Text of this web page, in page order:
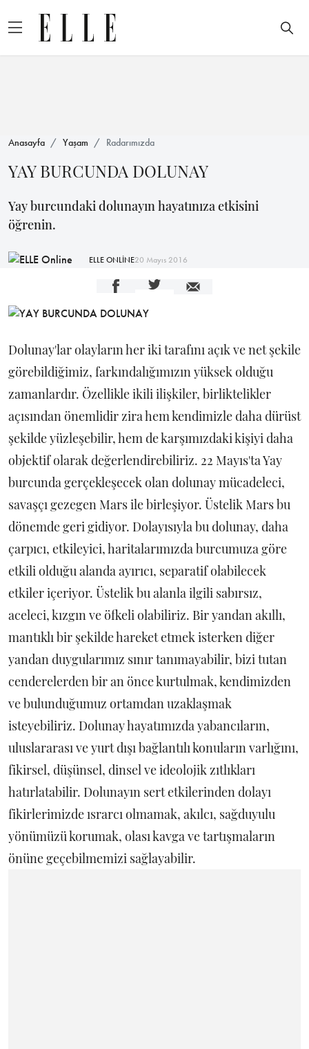
Anasayfa Yaşam Radarımızda
YAY BURCUNDA DOLUNAY
Yay burcundaki dolunayın hayatınıza etkisini
öğrenin.
ELLE ONLİNE20 Mayıs 2016
Dolunay'lar olayların her iki tarafını açık ve net şekile
görebildiğimiz, farkındalığımızın yüksek olduğu
zamanlardır. Özellikle ikili ilişkiler, birliktelikler
açısından önemlidir zira hem kendimizle daha dürüst
şekilde yüzleşebilir, hem de karşımızdaki kişiyi daha
objektif olarak değerlendirebiliriz. 22 Mayıs'ta Yay
burcunda gerçekleşecek olan dolunay mücadeleci,
savaşçı gezegen Mars ile birleşiyor. Üstelik Mars bu
dönemde geri gidiyor. Dolayısıyla bu dolunay, daha
çarpıcı, etkileyici, haritalarımızda burcumuza göre
etkili olduğu alanda ayırıcı, separatif olabilecek
etkiler içeriyor. Üstelik bu alanla ilgili sabırsız,
aceleci, kızgın ve öfkeli olabiliriz. Bir yandan akıllı,
mantıklı bir şekilde hareket etmek isterken diğer
yandan duygularımız sınır tanımayabilir, bizi tutan
cenderelerden bir an önce kurtulmak, kendimizden
ve bulunduğumuz ortamdan uzaklaşmak
isteyebiliriz. Dolunay hayatımızda yabancıların,
uluslararası ve yurt dışı bağlantılı konuların varlığını,
fikirsel, düşünsel, dinsel ve ideolojik zıtlıkları
hatırlatabilir. Dolunayın sert etkilerinden dolayı
fikirlerimizde ısrarcı olmamak, akılcı, sağduyulu
yönümüzü korumak, olası kavga ve tartışmaların
önüne geçebilmemizi sağlayabilir.